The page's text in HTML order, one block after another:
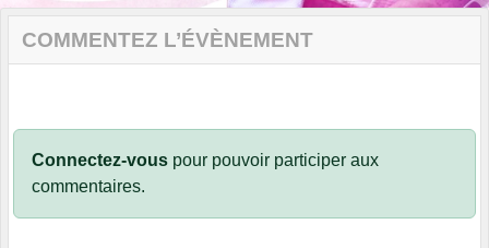
COMMENTEZ L’ÉVÈNEMENT
Connectez-vous pour pouvoir participer aux
commentaires.